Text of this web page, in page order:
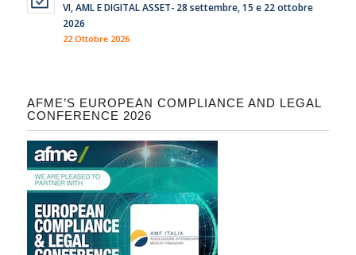
VI, AML E DIGITAL ASSET- 28 settembre, 15 e 22 ottobre
2026
22 Ottobre 2026
AFME’S EUROPEAN COMPLIANCE AND LEGAL
CONFERENCE 2026